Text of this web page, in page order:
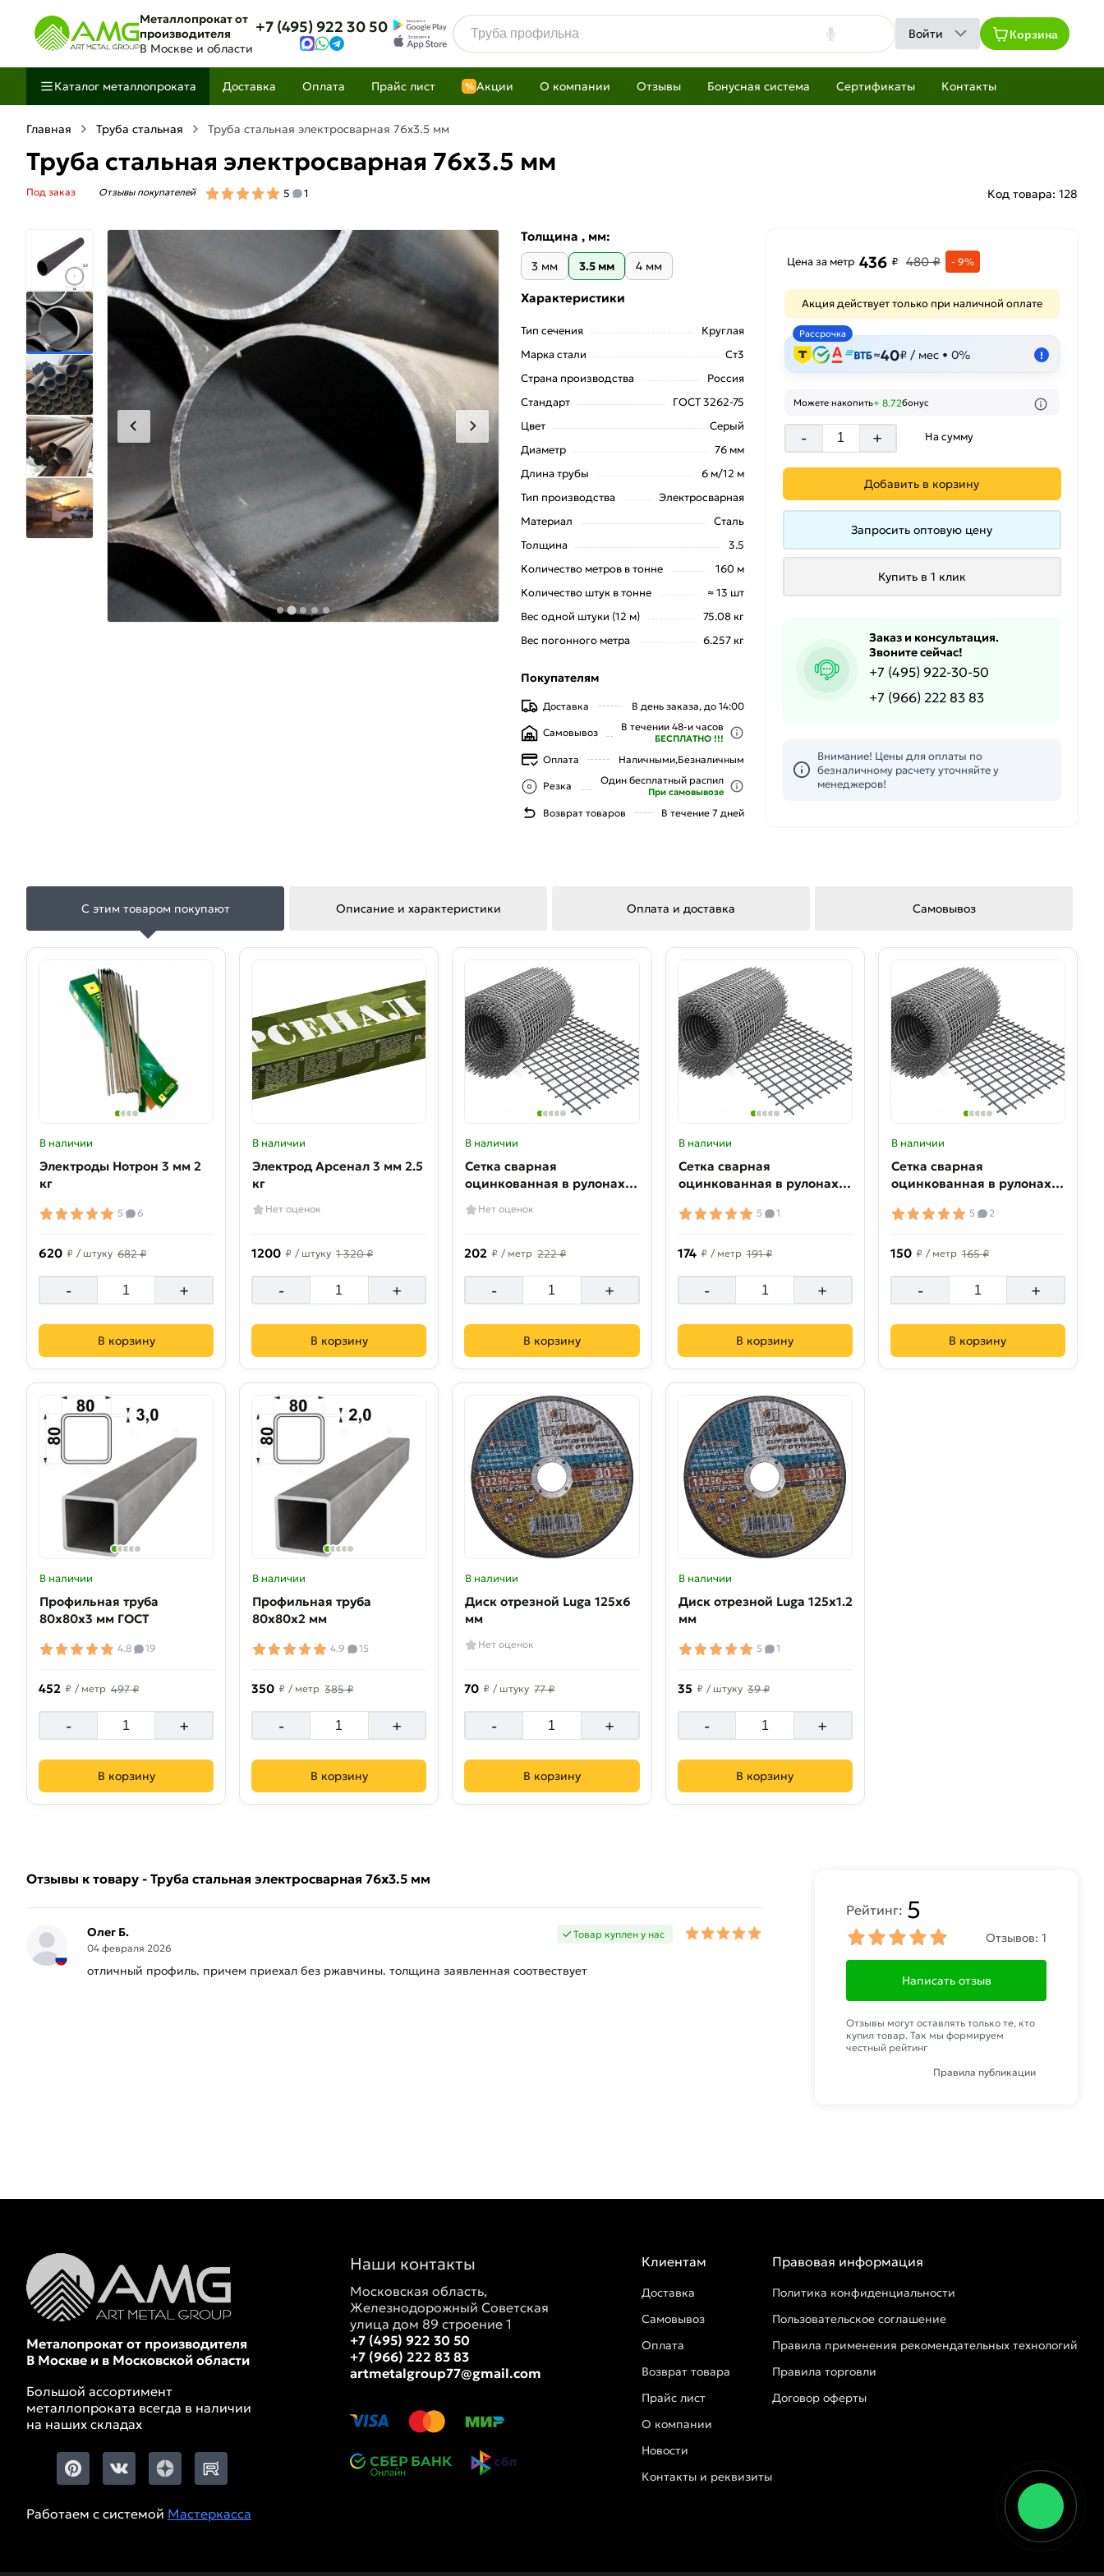
Металлопрокат от
производителя
В Москве и области
+7 (495) 922 30 50 Войти Корзина
Каталог металлопроката Доставка Оплата Прайс лист % Акции О компании Отзывы Бонусная система Сертификаты Контакты
Главная Труба стальная Труба стальная электросварная 76х3.5 мм
Труба стальная электросварная 76х3.5 мм
Под заказ Отзывы покупателей 5 1 Код товара: 128
Цена за метр 436 ₽ 480 ₽ - 9%
Акция действует только при наличной оплате
Рассрочка
≈40₽ / мес • 0% !
Можете накопить+ 8.72бонус
- + На сумму
Добавить в корзину
Запросить оптовую цену
Купить в 1 клик
Заказ и консультация.
Звоните сейчас!
+7 (495) 922-30-50
+7 (966) 222 83 83
Внимание! Цены для оплаты по
безналичному расчету уточняйте у
менеджеров!
Толщина , мм:
3 мм 3.5 мм 4 мм
Характеристики
Тип сечения
Круглая
Марка стали
Ст3
Страна производства
Россия
Стандарт
ГОСТ 3262-75
Цвет
Серый
Диаметр
76 мм
Длина трубы
6 м/12 м
Тип производства
Электросварная
Материал
Сталь
Толщина
3.5
Количество метров в тонне
160 м
Количество штук в тонне
≈ 13 шт
Вес одной штуки (12 м)
75.08 кг
Вес погонного метра
6.257 кг
Покупателям
Доставка В день заказа, до 14:00
Самовывоз В течении 48-и часов
БЕСПЛАТНО !!!
Оплата Наличными,Безналичным
Резка Один бесплатный распил
При самовывозе
Возврат товаров В течение 7 дней
С этим товаром покупают Описание и характеристики Оплата и доставка Самовывоз
В наличии
Электроды Нотрон 3 мм 2
кг
5 6
620 ₽ / штуку 682 ₽
- +
В корзину
В наличии
Электрод Арсенал 3 мм 2.5
кг
Нет оценок
1200 ₽ / штуку 1 320 ₽
- +
В корзину
В наличии
Сетка сварная
оцинкованная в рулонах
55х55х1.6 мм 2х38 м
Нет оценок
202 ₽ / метр 222 ₽
- +
В корзину
В наличии
Сетка сварная
оцинкованная в рулонах
5 1
174 ₽ / метр 191 ₽
- +
В корзину
В наличии
Сетка сварная
оцинкованная в рулонах
5 2
150 ₽ / метр 165 ₽
- +
В корзину
В наличии
Профильная труба
80х80х3 мм ГОСТ
4.8 19
452 ₽ / метр 497 ₽
- +
В корзину
В наличии
Профильная труба
80х80х2 мм
4.9 15
350 ₽ / метр 385 ₽
- +
В корзину
В наличии
Диск отрезной Luga 125х6
мм
Нет оценок
70 ₽ / штуку 77 ₽
- +
В корзину
В наличии
Диск отрезной Luga 125х1.2
мм
5 1
35 ₽ / штуку 39 ₽
- +
В корзину
Отзывы к товару - Труба стальная электросварная 76х3.5 мм
Олег Б.
04 февраля 2026
Товар куплен у нас
отличный профиль. причем приехал без ржавчины. толщина заявленная соотвествует
Рейтинг: 5
Отзывов: 1
Написать отзыв
Отзывы могут оставлять только те, кто
купил товар. Так мы формируем
честный рейтинг
Правила публикации
Металопрокат от производителя
В Москве и в Московской области
Большой ассортимент
металлопроката всегда в наличии
на наших складах
Работаем с системой Мастеркасса
Наши контакты
Московская область,
Железнодорожный Советская
улица дом 89 строение 1
+7 (495) 922 30 50
+7 (966) 222 83 83
artmetalgroup77@gmail.com
Клиентам
Доставка
Самовывоз
Оплата
Возврат товара
Прайс лист
О компании
Новости
Контакты и реквизиты
Правовая информация
Политика конфиденциальности
Пользовательское соглашение
Правила применения рекомендательных технологий
Правила торговли
Договор оферты